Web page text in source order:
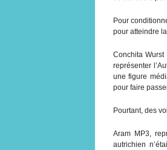
Pour
pour atteindre
Conchita
représenter
une figure
pour faire
Pourtant, des
Aram MP3,
autrichien